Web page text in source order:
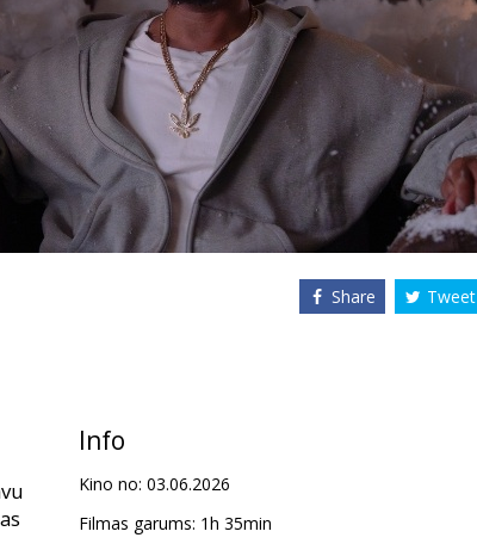
Share Tweet
Info
Kino no: 03.06.2026
Filmas garums: 1h 35min